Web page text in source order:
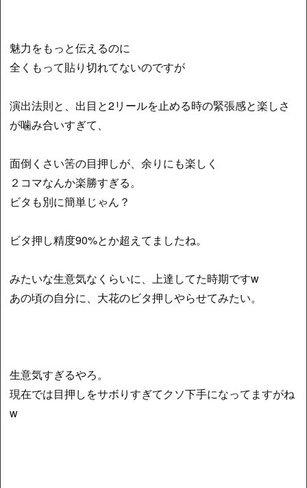
魅力をもっと伝えるのに
全くもって貼り切れてないのですが
演出法則と、出目と2リールを止める時の緊張感と楽しさ
が噛み合いすぎて、
面倒くさい筈の目押しが、余りにも楽しく
２コマなんか楽勝すぎる。
ビタも別に簡単じゃん？
ビタ押し精度90%とか超えてましたね。
みたいな生意気なくらいに、上達してた時期ですw
あの頃の自分に、大花のビタ押しやらせてみたい。
生意気すぎるやろ。
現在では目押しをサボりすぎてクソ下手になってますがね
w